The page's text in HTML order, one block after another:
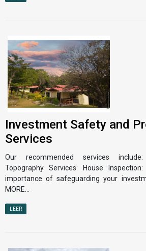
Investment Safety and
Services
Our recommended services
Topography Services: House
importance of safeguarding your
MORE...
LEER